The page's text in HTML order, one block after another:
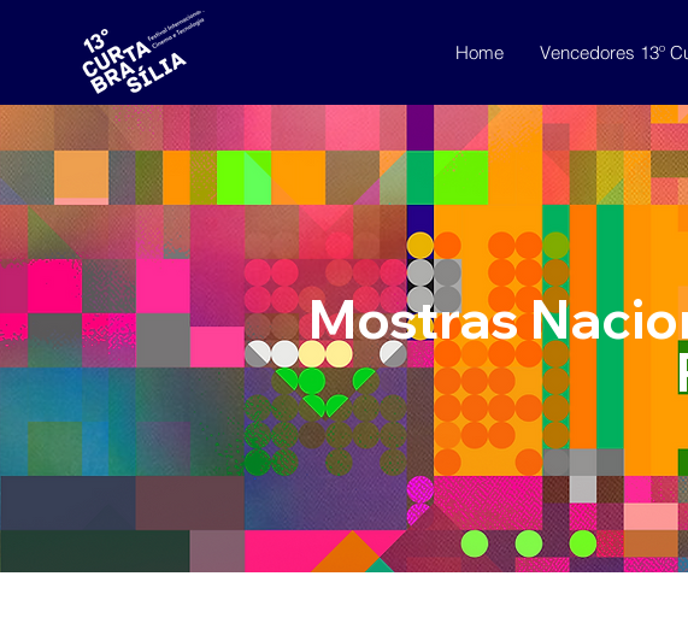
Home Vencedores 13º
Mostras